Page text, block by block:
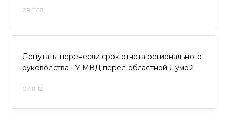
09.11.18
Депутаты перенесли срок отчета регионального
руководства ГУ МВД перед областной Думой
07.11.12